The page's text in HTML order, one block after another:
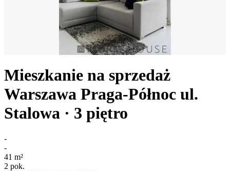
Mieszkanie na sprzedaż
Warszawa Praga-Północ ul.
Stalowa · 3 piętro
-
-
41 m²
2 pok.